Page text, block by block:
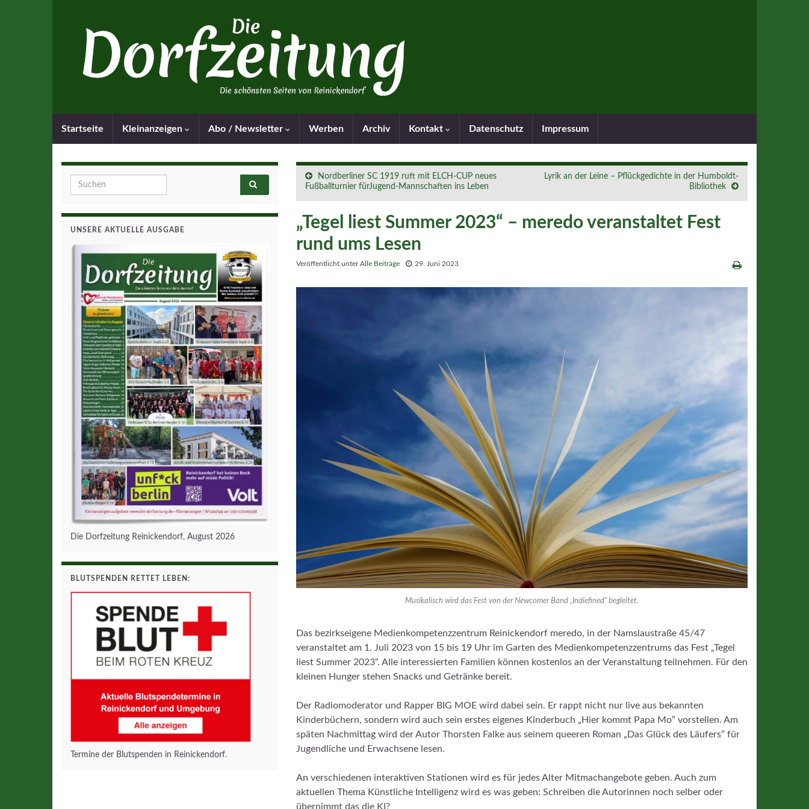
Startseite Kleinanzeigen Abo / Newsletter Werben Archiv Kontakt Datenschutz Impressum
Nordberliner SC 1919 ruft mit ELCH-CUP neues
Fußballturnier fürJugend-Mannschaften ins Leben
Lyrik an der Leine – Pflückgedichte in der Humboldt-
Bibliothek
„Tegel liest Summer 2023“ – meredo veranstaltet Fest
rund ums Lesen
Veröffentlicht unterAlle Beiträge 29. Juni 2023
Musikalisch wird das Fest von der Newcomer Band „Indiefined“ begleitet.
Das bezirkseigene Medienkompetenzzentrum Reinickendorf meredo, in der Namslaustraße 45/47
veranstaltet am 1. Juli 2023 von 15 bis 19 Uhr im Garten des Medienkompetenzzentrums das Fest „Tegel
liest Summer 2023“. Alle interessierten Familien können kostenlos an der Veranstaltung teilnehmen. Für den
kleinen Hunger stehen Snacks und Getränke bereit.
Der Radiomoderator und Rapper BIG MOE wird dabei sein. Er rappt nicht nur live aus bekannten
Kinderbüchern, sondern wird auch sein erstes eigenes Kinderbuch „Hier kommt Papa Mo” vorstellen. Am
späten Nachmittag wird der Autor Thorsten Falke aus seinem queeren Roman „Das Glück des Läufers” für
Jugendliche und Erwachsene lesen.
An verschiedenen interaktiven Stationen wird es für jedes Alter Mitmachangebote geben. Auch zum
aktuellen Thema Künstliche Intelligenz wird es was geben: Schreiben die Autorinnen noch selber oder
übernimmt das die KI?
Search for:
UNSERE AKTUELLE AUSGABE
Die Dorfzeitung Reinickendorf, August 2026
BLUTSPENDEN RETTET LEBEN:
Termine der Blutspenden in Reinickendorf.